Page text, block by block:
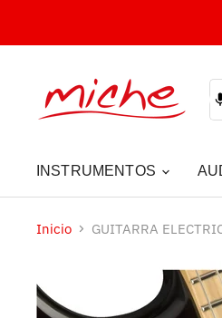
INSTRUMENTOS
Inicio GUITARRA